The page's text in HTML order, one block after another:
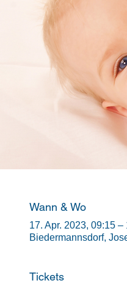
Wann & Wo
17. Apr. 2023, 09:15 –
Biedermannsdorf,
Tickets